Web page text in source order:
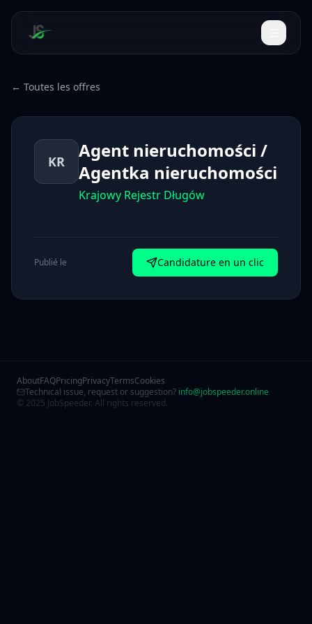
← Toutes les offres
KR
Agent nieruchomości /
Agentka nieruchomości
Krajowy Rejestr Długów
Publié le Candidature en un clic
AboutFAQPricingPrivacyTermsCookies
Technical issue, request or suggestion? info@jobspeeder.online
© 2025 JobSpeeder. All rights reserved.